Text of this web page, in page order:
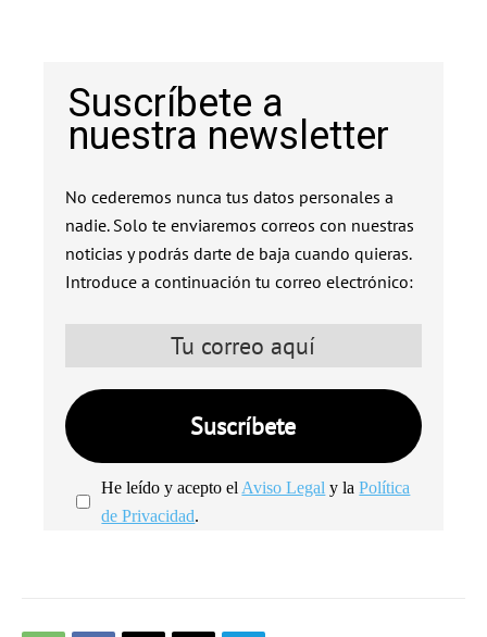
Suscríbete a
nuestra newsletter
No cederemos nunca tus datos personales a
nadie. Solo te enviaremos correos con nuestras
noticias y podrás darte de baja cuando quieras.
Introduce a continuación tu correo electrónico:
He leído y acepto el Aviso Legal y laPolítica
de Privacidad.